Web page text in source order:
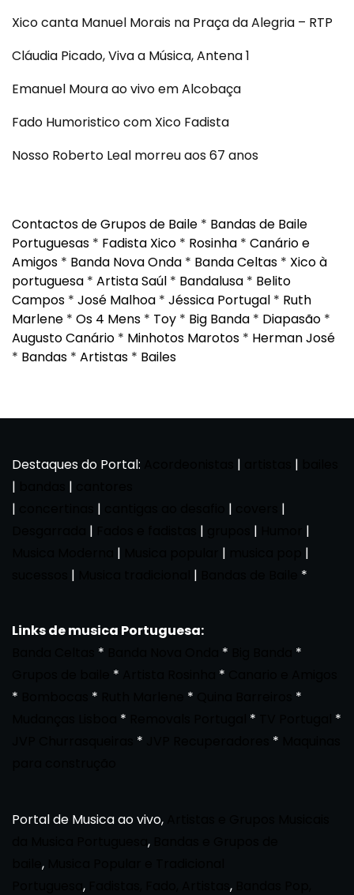
Xico canta Manuel Morais na Praça da Alegria – RTP
Cláudia Picado, Viva a Música, Antena 1
Emanuel Moura ao vivo em Alcobaça
Fado Humoristico com Xico Fadista
Nosso Roberto Leal morreu aos 67 anos
Contactos de Grupos de Baile * Bandas de Baile
Portuguesas * Fadista Xico * Rosinha * Canário e
Amigos * Banda Nova Onda * Banda Celtas * Xico à
portuguesa * Artista Saúl * Bandalusa * Belito
Campos * José Malhoa * Jéssica Portugal * Ruth
Marlene * Os 4 Mens * Toy * Big Banda * Diapasão *
Augusto Canário * Minhotos Marotos * Herman José
* Bandas * Artistas * Bailes
Destaques do Portal: | |
|
|
|
| |
|
| | |
|
| |
|
| | *
Links de musica Portuguesa:
* *
*
* *
*
* *
*
* *
*
* *
Portal de Musica ao vivo,
,
,
, ,